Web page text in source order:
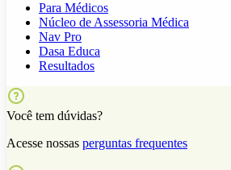
Para Médicos
Núcleo de Assessoria Médica
Nav Pro
Dasa Educa
Resultados
Você tem dúvidas?
Acesse nossas perguntas frequentes